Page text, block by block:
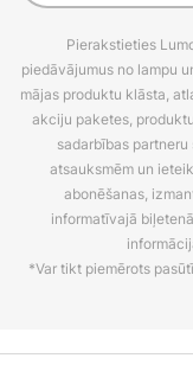
Pierakstieties
piedāvājumus no lampu
mājas produktu klāsta,
akciju paketes,
sadarbības
atsauksmēm un
abonēšanas,
informatīvajā
*Var tikt piemērots